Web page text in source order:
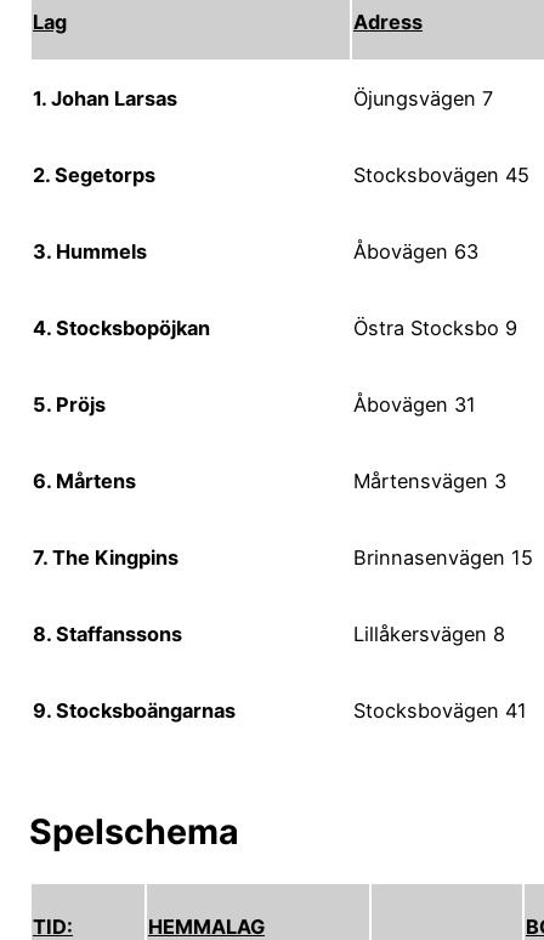
Lag Adress
1. Johan Larsas Öjungsvägen 7
2. Segetorps Stocksbovägen 45
3. Hummels Åbovägen 63
4. Stocksbopöjkan Östra Stocksbo 9
5. Pröjs Åbovägen 31
6. Mårtens Mårtensvägen 3
7. The Kingpins Brinnasenvägen 15
8. Staffanssons Lillåkersvägen 8
9. Stocksboängarnas Stocksbovägen 41
Spelschema
TID: HEMMALAG